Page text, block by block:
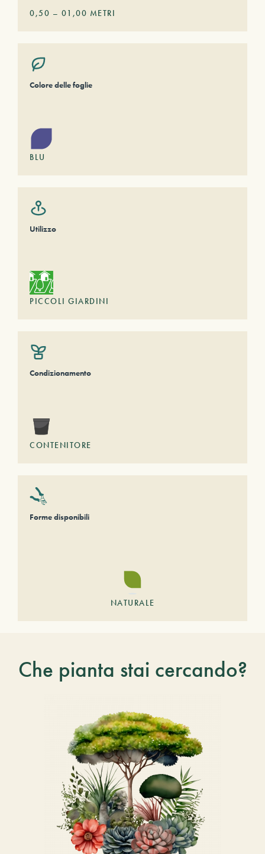
0,50 – 01,00 METRI
Colore delle foglie
BLU
Utilizzo
PICCOLI GIARDINI
Condizionamento
CONTENITORE
Forme disponibili
NATURALE
Che pianta stai cercando?